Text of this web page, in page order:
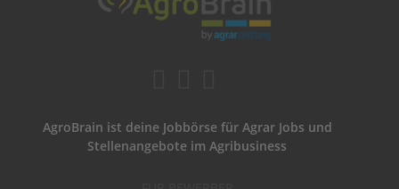
AgroBrain ist deine Jobbörse für Agrar Jobs und
Stellenangebote im Agribusiness